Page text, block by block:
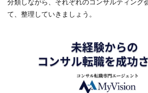
分類しながら、それぞれのコンサルティング
て、整理していきましょう。